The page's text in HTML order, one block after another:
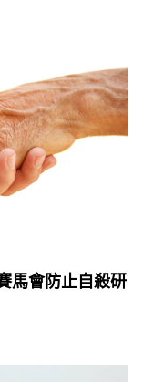
馬會防止自殺研